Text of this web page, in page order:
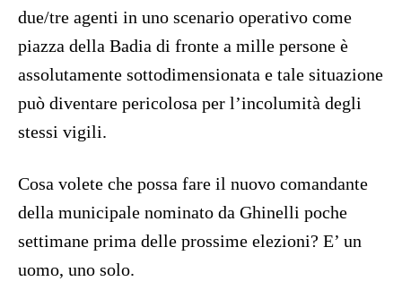
due/tre agenti in uno scenario operativo come
piazza della Badia di fronte a mille persone è
assolutamente sottodimensionata e tale situazione
può diventare pericolosa per l’incolumità degli
stessi vigili.
Cosa volete che possa fare il nuovo comandante
della municipale nominato da Ghinelli poche
settimane prima delle prossime elezioni? E’ un
uomo, uno solo.